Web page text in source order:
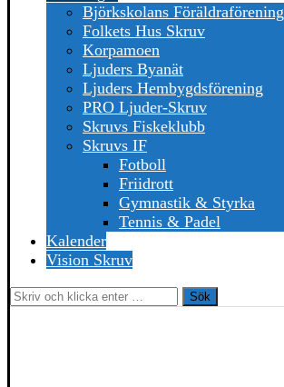
Björkskolans Föräldraförening
Folkets Hus Skruv
Korpamoen
Ljuders Byanät
Ljuders Hembygdsförening
PRO Ljuder-Skruv
Skruvs Fiskeklubb
Skruvs IF
Fotboll
Friidrott
Gymnastik & Styrka
Tennis & Padel
Kalender
Vision Skruv
Sök